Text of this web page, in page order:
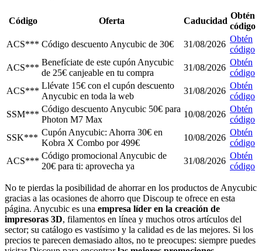
Código Oferta Caducidad
Obtén
código
ACS*** Código descuento Anycubic de 30€ 31/08/2026
Obtén
código
ACS***
Benefíciate de este cupón Anycubic
de 25€ canjeable en tu compra
31/08/2026
Obtén
código
ACS***
Llévate 15€ con el cupón descuento
Anycubic en toda la web
31/08/2026
Obtén
código
SSM***
Código descuento Anycubic 50€ para
Photon M7 Max
10/08/2026
Obtén
código
SSK***
Cupón Anycubic: Ahorra 30€ en
Kobra X Combo por 499€
10/08/2026
Obtén
código
ACS***
Código promocional Anycubic de
20€ para ti: aprovecha ya
31/08/2026
Obtén
código
No te pierdas la posibilidad de ahorrar en los productos de Anycubic
gracias a las ocasiones de ahorro que Discoup te ofrece en esta
página. Anycubic es una empresa líder en la creación de
impresoras 3D, filamentos en línea y muchos otros artículos del
sector; su catálogo es vastísimo y la calidad es de las mejores. Si los
precios te parecen demasiado altos, no te preocupes: siempre puedes